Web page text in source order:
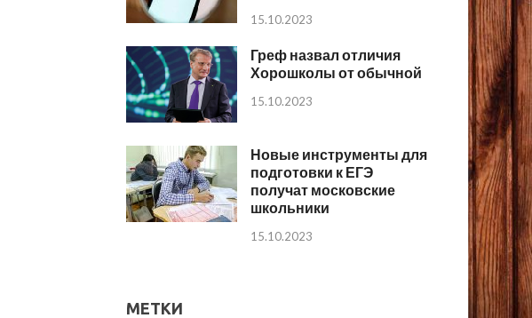
15.10.2023
Греф назвал отличия
Хорошколы от обычной
15.10.2023
Новые инструменты для
подготовки к ЕГЭ
получат московские
школьники
15.10.2023
МЕТКИ